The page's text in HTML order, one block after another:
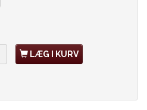
LÆG I KURV